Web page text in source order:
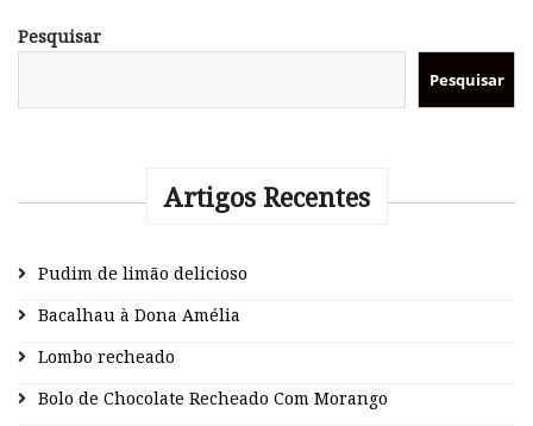
Pesquisar
Pesquisar
Artigos Recentes
Pudim de limão delicioso
Bacalhau à Dona Amélia
Lombo recheado
Bolo de Chocolate Recheado Com Morango